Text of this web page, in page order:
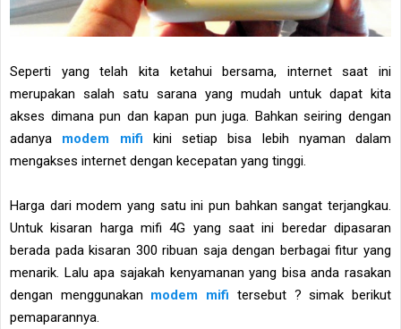
Seperti yang telah kita ketahui bersama, internet saat ini
merupakan salah satu sarana yang mudah untuk dapat kita
akses dimana pun dan kapan pun juga. Bahkan seiring dengan
adanya modem mifi kini setiap bisa lebih nyaman dalam
mengakses internet dengan kecepatan yang tinggi.
Harga dari modem yang satu ini pun bahkan sangat terjangkau.
Untuk kisaran harga mifi 4G yang saat ini beredar dipasaran
berada pada kisaran 300 ribuan saja dengan berbagai fitur yang
menarik. Lalu apa sajakah kenyamanan yang bisa anda rasakan
dengan menggunakan modem mifi tersebut ? simak berikut
pemaparannya.